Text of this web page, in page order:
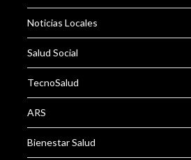
Noticias Locales
Salud Social
TecnoSalud
ARS
Bienestar Salud